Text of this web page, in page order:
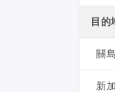
目的
關島
新